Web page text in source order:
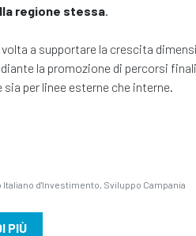
regione stessa.
volta a supportare la crescita
la promozione di percorsi
sia per linee esterne che interne.
Italiano d'Investimento, Sviluppo Campania
PIÙ